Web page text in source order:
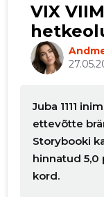
VIX
Juba 1111
ettevõtte
Storybooki
hinnatud 5,0
kord.